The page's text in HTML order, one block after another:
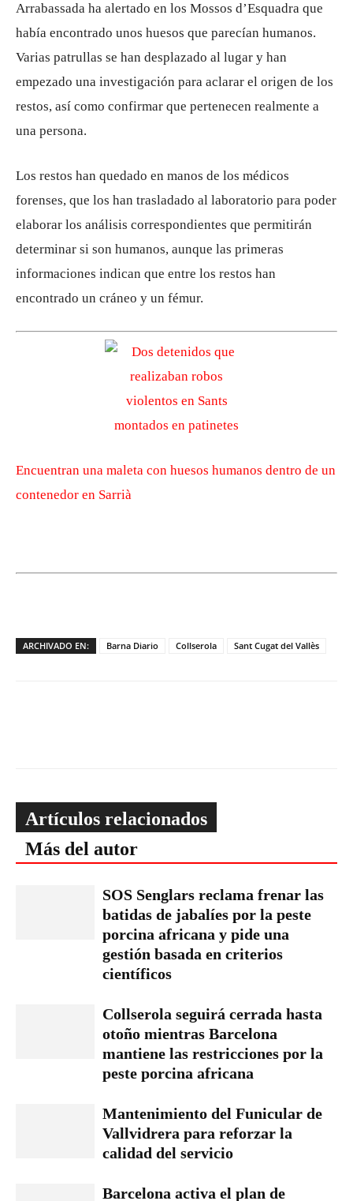
Arrabassada ha alertado en los Mossos d’Esquadra que
había encontrado unos huesos que parecían humanos.
Varias patrullas se han desplazado al lugar y han
empezado una investigación para aclarar el origen de los
restos, así como confirmar que pertenecen realmente a
una persona.
Los restos han quedado en manos de los médicos
forenses, que los han trasladado al laboratorio para poder
elaborar los análisis correspondientes que permitirán
determinar si son humanos, aunque las primeras
informaciones indican que entre los restos han
encontrado un cráneo y un fémur.
Encuentran una maleta con huesos humanos dentro de un
contenedor en Sarrià
ARCHIVADO EN: Barna Diario Collserola Sant Cugat del Vallès
Artículos relacionados
Más del autor
SOS Senglars reclama frenar las
batidas de jabalíes por la peste
porcina africana y pide una
gestión basada en criterios
científicos
Collserola seguirá cerrada hasta
otoño mientras Barcelona
mantiene las restricciones por la
peste porcina africana
Mantenimiento del Funicular de
Vallvidrera para reforzar la
calidad del servicio
Barcelona activa el plan de